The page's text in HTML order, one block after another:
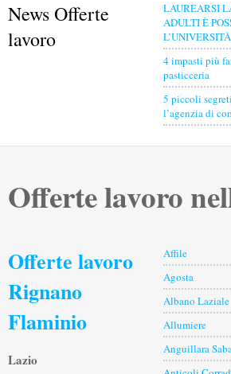
News Offerte
lavoro
LAUREARSI
ADULTI È
4 impasti più
pasticceria
5 piccoli
l’agenzia di
Offerte lavoro
Offerte lavoro
Rignano
Flaminio
Lazio
Affile
Agosta
Albano Laziale
Allumiere
Anguillara